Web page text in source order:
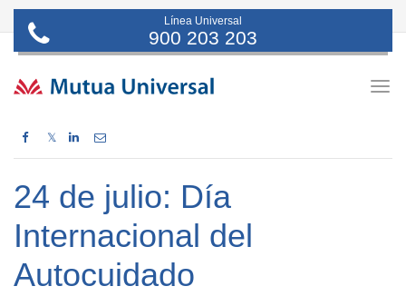
Línea Universal
900 203 203
𝕏
24 de julio: Día
Internacional del
Autocuidado